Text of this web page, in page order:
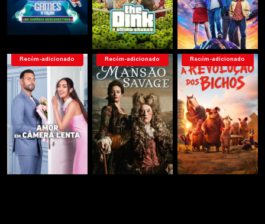
Recém-adicionado Recém-adicionado Recém-adicionado